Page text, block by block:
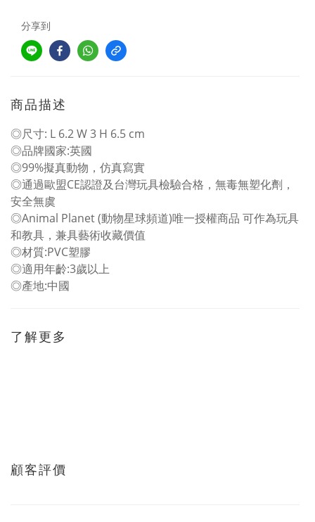
分享到
商品描述
◎尺寸: L 6.2 W 3 H 6.5 cm
◎品牌國家:英國
◎99%擬真動物，仿真寫實
◎通過歐盟CE認證及台灣玩具檢驗合格，無毒無塑化劑，
安全無虞
◎Animal Planet (動物星球頻道)唯一授權商品 可作為玩具
和教具，兼具藝術收藏價值
◎材質:PVC塑膠
◎適用年齡:3歲以上
◎產地:中國
了解更多
顧客評價